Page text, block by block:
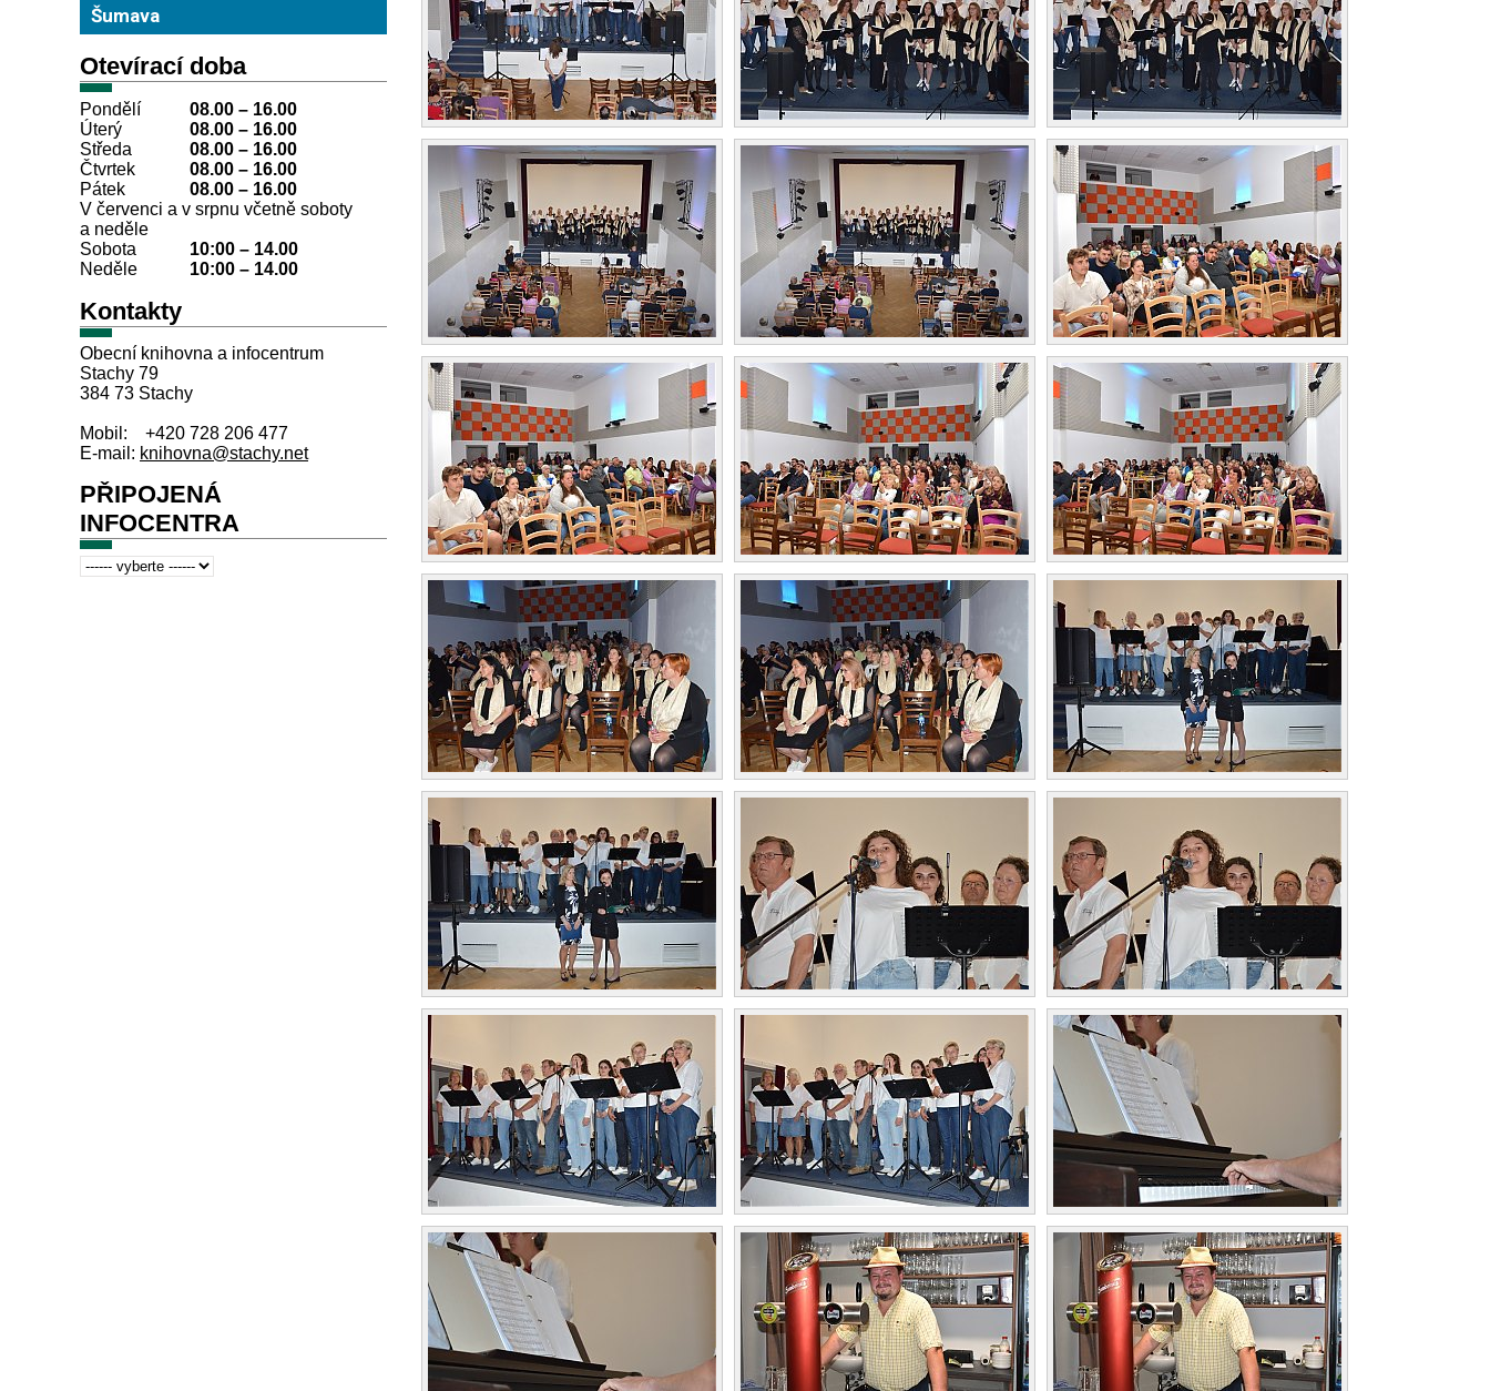
Šumava
Otevírací doba
Pondělí
08.00 – 16.00
Úterý
08.00 – 16.00
Středa
08.00 – 16.00
Čtvrtek
08.00 – 16.00
Pátek
08.00 – 16.00
V červenci a v srpnu včetně soboty
a neděle
Sobota
10:00 – 14.00
Neděle
10:00 – 14.00
Kontakty
Obecní knihovna a infocentrum
Stachy 79
384 73 Stachy
Mobil: +420 728 206 477
E-mail: knihovna@stachy.net
PŘIPOJENÁ
INFOCENTRA